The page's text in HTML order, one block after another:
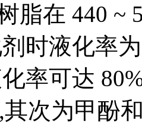
脂在 440 ~
时液化率
率可达
其次为甲酚